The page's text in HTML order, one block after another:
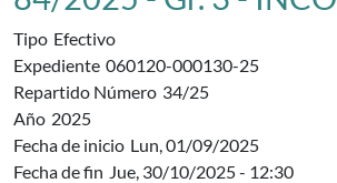
Tipo Efectivo
Expediente 060120-000130-25
Repartido Número 34/25
Año 2025
Fecha de inicio Lun, 01/09/2025
Fecha de fin Jue, 30/10/2025 - 12:30